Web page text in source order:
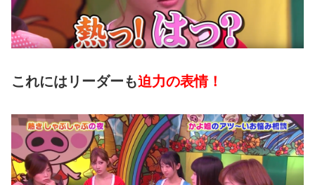
これにはリーダーも迫力の表情！